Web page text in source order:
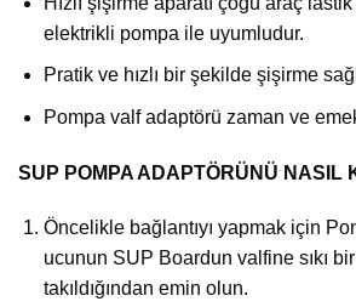
elektrikli pompa ile uyumludur.
Pratik ve hızlı bir şekilde şişirme
Pompa valf adaptörü zaman ve
SUP POMPA ADAPTÖRÜNÜ NASIL
Öncelikle bağlantıyı yapmak için
ucunun SUP Boardun valfine sıkı
takıldığından emin olun.